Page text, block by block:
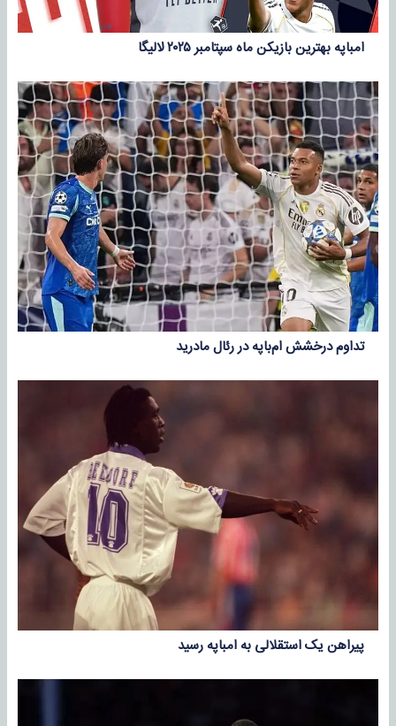
امباپه بهترین بازیکن ماه سپتامبر ۲۰۲۵ لالیگا
تداوم درخشش ام‌باپه در رئال مادرید
پیراهن یک استقلالی به امباپه رسید